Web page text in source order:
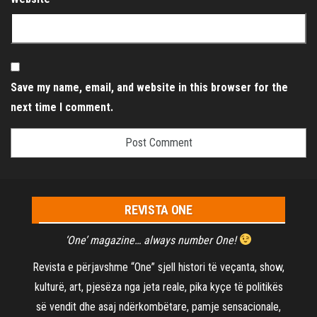
Save my name, email, and website in this browser for the
next time I comment.
REVISTA ONE
‘One’ magazine… always number One!
Revista e përjavshme “One” sjell histori të veçanta, show,
kulturë, art, pjesëza nga jeta reale, pika kyçe të politikës
së vendit dhe asaj ndërkombëtare, pamje sensacionale,